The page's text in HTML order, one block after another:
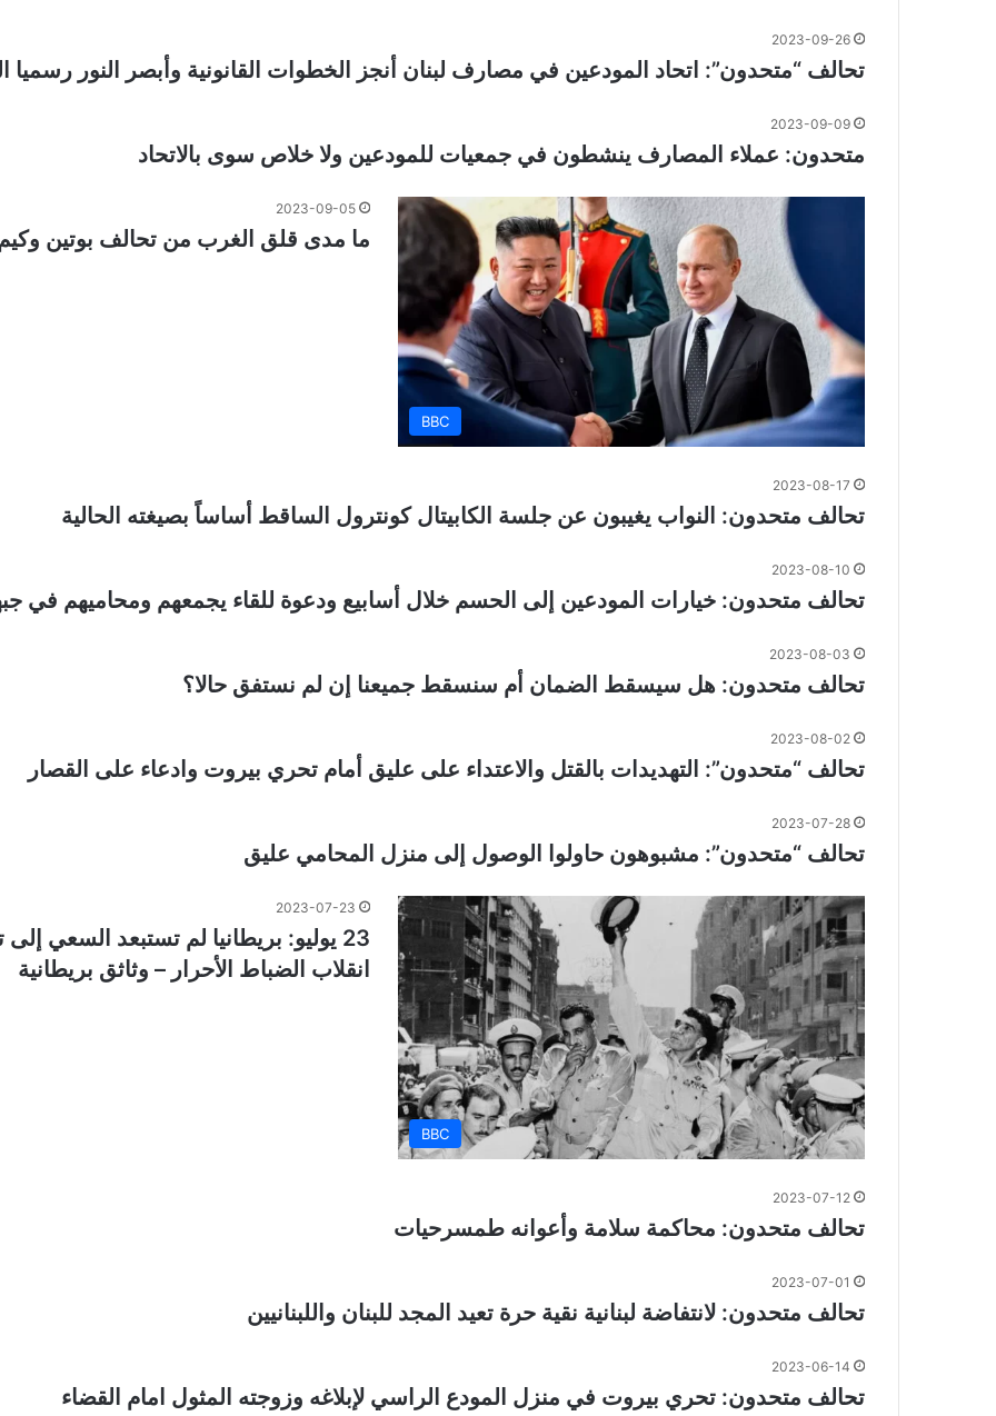
2023-09-26
تحالف “متحدون”: اتحاد المودعين في مصارف لبنان أنجز الخطوات القانونية وأبصر النور رسميا
2023-09-09
متحدون: عملاء المصارف ينشطون في جمعيات للمودعين ولا خلاص سوى بالاتحاد
BBC
2023-09-05
ما مدى قلق الغرب من تحالف بوتين
2023-08-17
تحالف متحدون: النواب يغيبون عن جلسة الكابيتال كونترول الساقط أساساً بصيغته الحالية
2023-08-10
تحالف متحدون: خيارات المودعين إلى الحسم خلال أسابيع ودعوة للقاء يجمعهم ومحاميهم في
2023-08-03
تحالف متحدون: هل سيسقط الضمان أم سنسقط جميعنا إن لم نستفق حالا؟
2023-08-02
تحالف “متحدون”: التهديدات بالقتل والاعتداء على عليق أمام تحري بيروت وادعاء على القصار
2023-07-28
تحالف “متحدون”: مشبوهون حاولوا الوصول إلى منزل المحامي عليق
BBC
2023-07-23
23 يوليو: بريطانيا لم تستبعد
انقلاب الضباط الأحرار – وثاثق بريطانية
2023-07-12
تحالف متحدون: محاكمة سلامة وأعوانه طمسرحيات
2023-07-01
تحالف متحدون: لانتفاضة لبنانية نقية حرة تعيد المجد للبنان واللبنانيين
2023-06-14
تحالف متحدون: تحري بيروت في منزل المودع الراسي لإبلاغه وزوجته المثول امام القضاء